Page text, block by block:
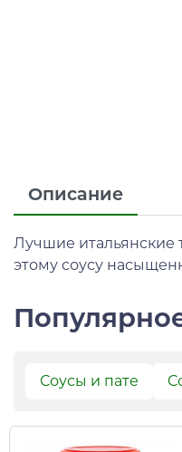
Описание
Лучшие итальянские
этому соусу
Соусы и пате